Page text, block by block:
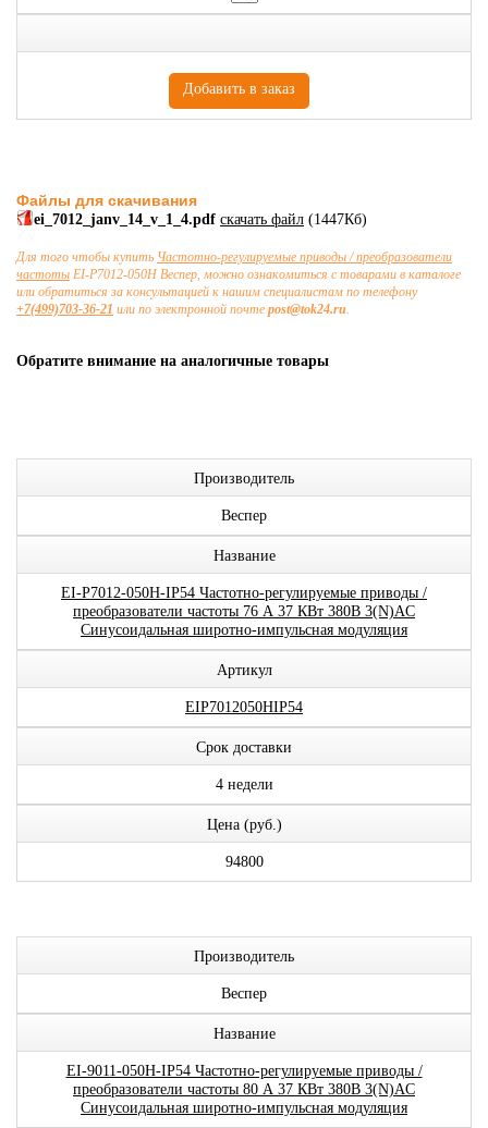
Файлы для скачивания
ei_7012_janv_14_v_1_4.pdf скачать файл (1447Кб)
Для того чтобы купить Частотно-регулируемые приводы / преобразователи
частоты EI-P7012-050H Веспер, можно ознакомиться с товарами в каталоге
или обратиться за консультацией к нашим специалистам по телефону
+7(499)703-36-21 или по электронной почте post@tok24.ru.
Обратите внимание на аналогичные товары
Производитель
Веспер
Название
EI-P7012-050H-IP54 Частотно-регулируемые приводы /
преобразователи частоты 76 А 37 КВт 380В 3(N)AC
Синусоидальная широтно-импульсная модуляция
Артикул
EIP7012050HIP54
Срок доставки
4 недели
Цена (руб.)
94800
Производитель
Веспер
Название
EI-9011-050H-IP54 Частотно-регулируемые приводы /
преобразователи частоты 80 А 37 КВт 380В 3(N)AC
Синусоидальная широтно-импульсная модуляция